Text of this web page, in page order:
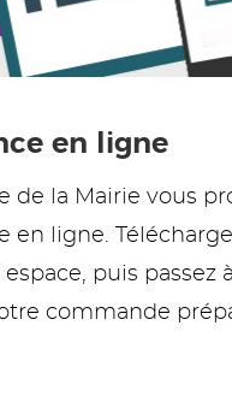
en ligne
de la Mairie vous
en ligne.
puis passez
commande